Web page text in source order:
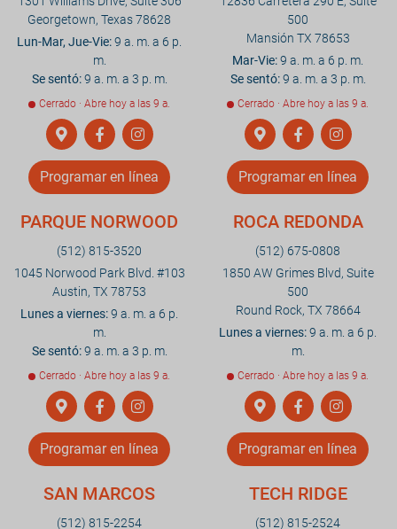
Georgetown, Texas 78628
Lun-Mar, Jue-Vie:9 a. m. a 6 p.
m.
Se sentó:9 a. m. a 3 p. m.
Cerrado · Abre hoy a las 9 a.
Programar en línea
500
Mansión TX 78653
Mar-Vie:9 a. m. a 6 p. m.
Se sentó:9 a. m. a 3 p. m.
Cerrado · Abre hoy a las 9 a.
Programar en línea
PARQUE NORWOOD
(512) 815-3520
1045 Norwood Park Blvd. #103
Austin, TX 78753
Lunes a viernes:9 a. m. a 6 p.
m.
Se sentó:9 a. m. a 3 p. m.
Cerrado · Abre hoy a las 9 a.
Programar en línea
ROCA REDONDA
(512) 675-0808
1850 AW Grimes Blvd, Suite
500
Round Rock, TX 78664
Lunes a viernes:9 a. m. a 6 p.
m.
Cerrado · Abre hoy a las 9 a.
Programar en línea
SAN MARCOS
(512) 815-2254
TECH RIDGE
(512) 815-2524